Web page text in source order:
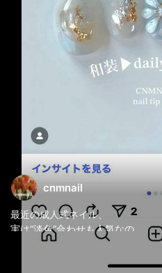
cnmnail
最近の成人式ネイル、
実は“淡色”合わせも人気なの
知ってました？𓂃🫧